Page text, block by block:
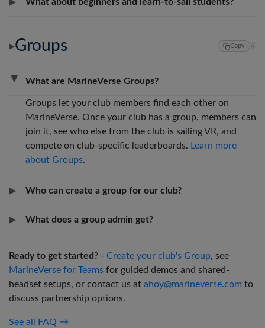
▶ What about beginners and learn-to-sail students?
▶Groups Copy #
▶ What are MarineVerse Groups?
Groups let your club members find each other on
MarineVerse. Once your club has a group, members can
join it, see who else from the club is sailing VR, and
compete on club-specific leaderboards. Learn more
about Groups.
▶ Who can create a group for our club?
▶ What does a group admin get?
Ready to get started? - Create your club's Group, see
MarineVerse for Teams for guided demos and shared-
headset setups, or contact us at ahoy@marineverse.com to
discuss partnership options.
See all FAQ →